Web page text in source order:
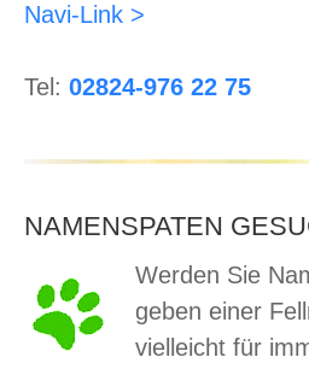
Navi-Link >
Tel: 02824-976 22 75
NAMENSPATEN
Werden Sie
geben einer
vielleicht für